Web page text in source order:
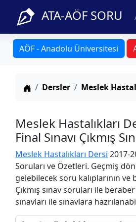
ATA-AÖF SORU
AÖF - Anadolu Üniversitesi
Anasayfa
Dersler Meslek
Meslek Hastalıkları
Final Sınavı Çıkmış
Meslek Hastalıkları Dersi 2017-
Soruları ve Özetleri. Geçmiş
gelebilecek soru kalıplarının
Çıkmış sınav soruları ile
sınavları ile sınavlara